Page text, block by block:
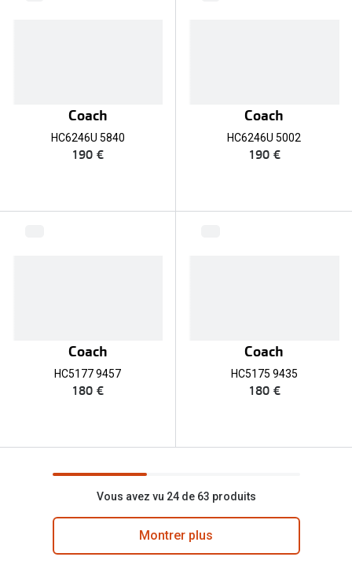
Coach
HC6246U 5840
190 €
Coach
HC6246U 5002
190 €
Coach
HC5177 9457
180 €
Coach
HC5175 9435
180 €
Vous avez vu 24 de 63 produits
Montrer plus